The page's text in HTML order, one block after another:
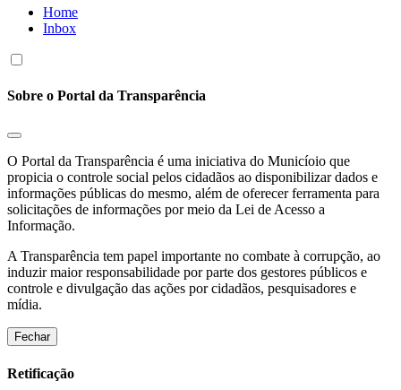
Home
Inbox
Sobre o Portal da Transparência
O Portal da Transparência é uma iniciativa do Municíoio que
propicia o controle social pelos cidadãos ao disponibilizar dados e
informações públicas do mesmo, além de oferecer ferramenta para
solicitações de informações por meio da Lei de Acesso a
Informação.
A Transparência tem papel importante no combate à corrupção, ao
induzir maior responsabilidade por parte dos gestores públicos e
controle e divulgação das ações por cidadãos, pesquisadores e
mídia.
Fechar
Retificação